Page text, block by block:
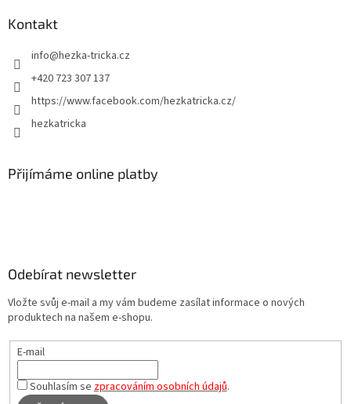
Kontakt
info@hezka-tricka.cz
+420 723 307 137
https://www.facebook.com/hezkatricka.cz/
hezkatricka
Přijímáme online platby
Odebírat newsletter
Vložte svůj e-mail a my vám budeme zasílat informace o nových
produktech na našem e-shopu.
E-mail
Souhlasím sezpracováním osobních údajů.